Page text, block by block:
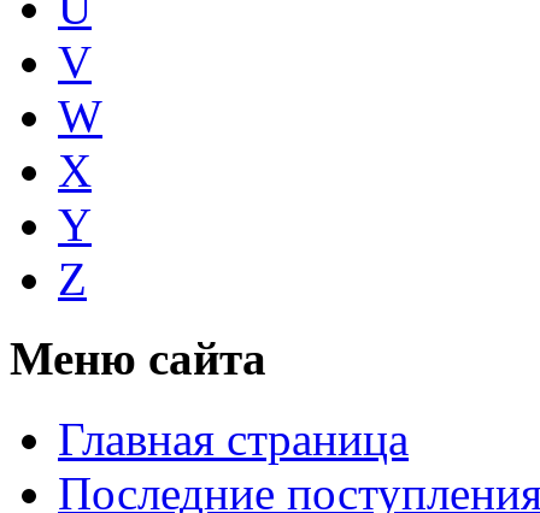
V
W
X
Y
Z
Меню сайта
Главная страница
Последние